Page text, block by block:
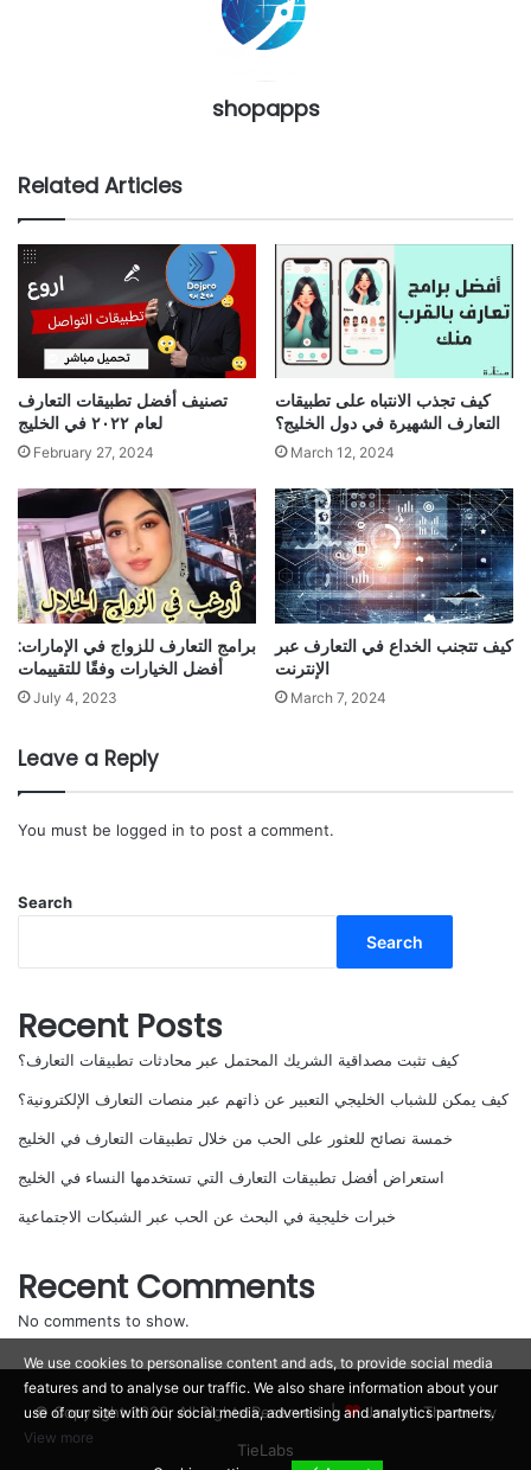
shopapps
Related Articles
تصنيف أفضل تطبيقات التعارف
لعام ٢٠٢٢ في الخليج
February 27, 2024
كيف تجذب الانتباه على تطبيقات
التعارف الشهيرة في دول الخليج؟
March 12, 2024
برامج التعارف للزواج في الإمارات:
أفضل الخيارات وفقًا للتقييمات
July 4, 2023
كيف تتجنب الخداع في التعارف عبر
الإنترنت
March 7, 2024
Leave a Reply
You must be logged in to post a comment.
Search
Search
Recent Posts
كيف تثبت مصداقية الشريك المحتمل عبر محادثات تطبيقات التعارف؟
كيف يمكن للشباب الخليجي التعبير عن ذاتهم عبر منصات التعارف الإلكترونية؟
خمسة نصائح للعثور على الحب من خلال تطبيقات التعارف في الخليج
استعراض أفضل تطبيقات التعارف التي تستخدمها النساء في الخليج
خبرات خليجية في البحث عن الحب عبر الشبكات الاجتماعية
Recent Comments
No comments to show.
© Copyright 2026, All Rights Reserved |
Jannah Theme by
TieLabs
We use cookies to personalise content and ads, to provide social media
features and to analyse our traffic. We also share information about your
use of our site with our social media, advertising and analytics partners.
View more